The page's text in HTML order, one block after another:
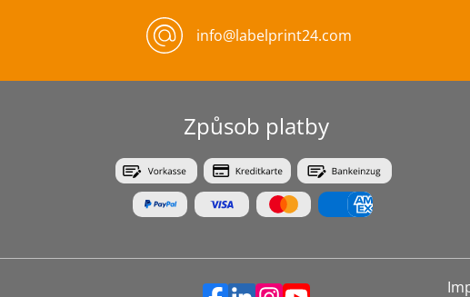
info@labelprint24.com
Způsob platby